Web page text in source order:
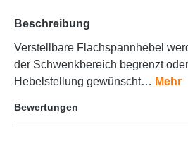
Beschreibung
Verstellbare Flachspannhebel
der Schwenkbereich begrenzt
Hebelstellung gewünscht… Mehr
Bewertungen